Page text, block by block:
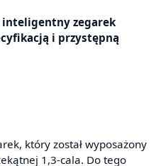
inteligentny zegarek
i przystępną
który został wyposażony
1,3-cala. Do tego